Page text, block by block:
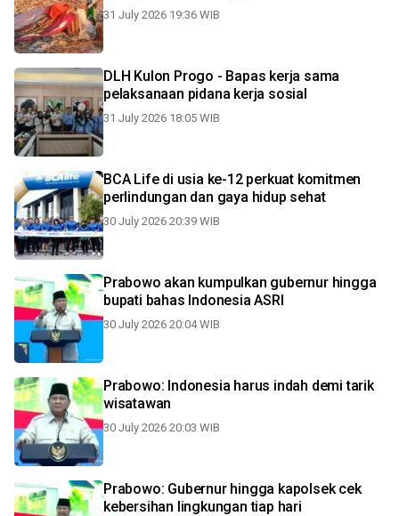
31 July 2026 19:36 WIB
DLH Kulon Progo - Bapas kerja sama
pelaksanaan pidana kerja sosial
31 July 2026 18:05 WIB
BCA Life di usia ke-12 perkuat komitmen
perlindungan dan gaya hidup sehat
30 July 2026 20:39 WIB
Prabowo akan kumpulkan gubernur hingga
bupati bahas Indonesia ASRI
30 July 2026 20:04 WIB
Prabowo: Indonesia harus indah demi tarik
wisatawan
30 July 2026 20:03 WIB
Prabowo: Gubernur hingga kapolsek cek
kebersihan lingkungan tiap hari